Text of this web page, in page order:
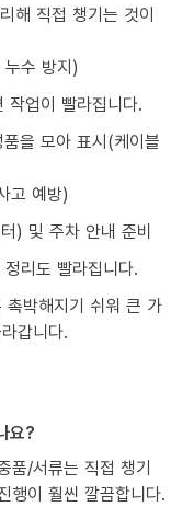
해 직접 챙기는 것이
누수 방지)
작업이 빨라집니다.
을 모아 표시(케이블
고 예방)
) 및 주차 안내 준비
리도 빨라집니다.
박해지기 쉬워 큰 가
갑니다.
요?
품/서류는 직접 챙기
행이 훨씬 깔끔합니다.